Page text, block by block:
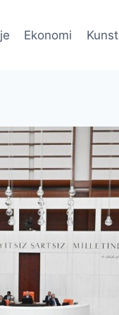
Ekonomi Kunst